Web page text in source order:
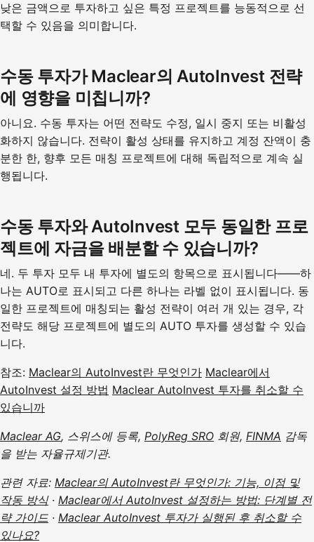
낮은 금액으로 투자하고 싶은 특정 프로젝트를 능동적으로 선
택할 수 있음을 의미합니다.
수동 투자가 Maclear의 AutoInvest 전략
에 영향을 미칩니까?
아니요. 수동 투자는 어떤 전략도 수정, 일시 중지 또는 비활성
화하지 않습니다. 전략이 활성 상태를 유지하고 계정 잔액이 충
분한 한, 향후 모든 매칭 프로젝트에 대해 독립적으로 계속 실
행됩니다.
수동 투자와 AutoInvest 모두 동일한 프로
젝트에 자금을 배분할 수 있습니까?
네. 두 투자 모두 내 투자에 별도의 항목으로 표시됩니다——하
나는 AUTO로 표시되고 다른 하나는 라벨 없이 표시됩니다. 동
일한 프로젝트에 매칭되는 활성 전략이 여러 개 있는 경우, 각
전략도 해당 프로젝트에 별도의 AUTO 투자를 생성할 수 있습
니다.
참조: Maclear의 AutoInvest란 무엇인가 Maclear에서
AutoInvest 설정 방법 Maclear AutoInvest 투자를 취소할 수
있습니까
Maclear AG, 스위스에 등록, PolyReg SRO 회원, FINMA 감독
을 받는 자율규제기관.
관련 자료: Maclear의 AutoInvest란 무엇인가: 기능, 이점 및
작동 방식· Maclear에서 AutoInvest 설정하는 방법: 단계별 전
략 가이드 · Maclear AutoInvest 투자가 실행된 후 취소할 수
있나요?